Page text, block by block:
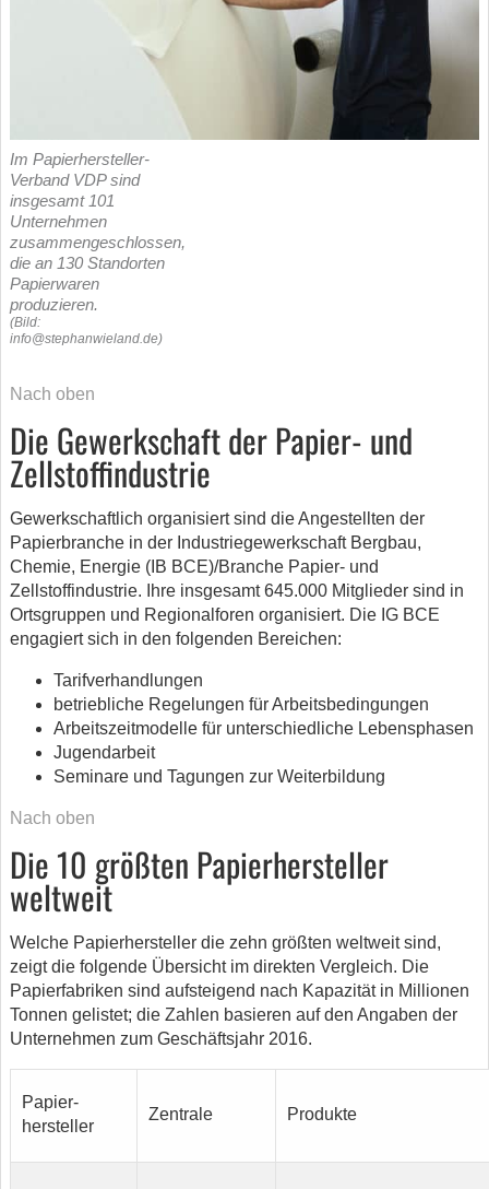
Im Papierhersteller-
Verband VDP sind
insgesamt 101
Unternehmen
zusammengeschlossen,
die an 130 Standorten
Papierwaren
produzieren.
(Bild:
info@stephanwieland.de)
Nach oben
Die Gewerkschaft der Papier- und
Zellstoffindustrie
Gewerkschaftlich organisiert sind die Angestellten der
Papierbranche in der Industriegewerkschaft Bergbau,
Chemie, Energie (IB BCE)/Branche Papier- und
Zellstoffindustrie. Ihre insgesamt 645.000 Mitglieder sind in
Ortsgruppen und Regionalforen organisiert. Die IG BCE
engagiert sich in den folgenden Bereichen:
Tarifverhandlungen
betriebliche Regelungen für Arbeitsbedingungen
Arbeitszeitmodelle für unterschiedliche Lebensphasen
Jugendarbeit
Seminare und Tagungen zur Weiterbildung
Nach oben
Die 10 größten Papierhersteller
weltweit
Welche Papierhersteller die zehn größten weltweit sind,
zeigt die folgende Übersicht im direkten Vergleich. Die
Papierfabriken sind aufsteigend nach Kapazität in Millionen
Tonnen gelistet; die Zahlen basieren auf den Angaben der
Unternehmen zum Geschäftsjahr 2016.
Papier-
hersteller
Zentrale Produkte